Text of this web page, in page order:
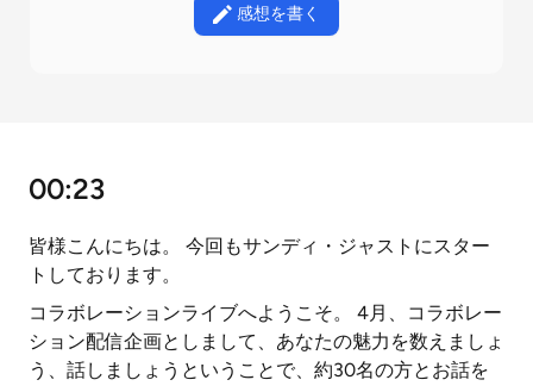
感想を書く
00:23
皆様こんにちは。 今回もサンディ・ジャストにスター
トしております。
コラボレーションライブへようこそ。 4月、コラボレー
ション配信企画としまして、あなたの魅力を数えましょ
う、話しましょうということで、約30名の方とお話を